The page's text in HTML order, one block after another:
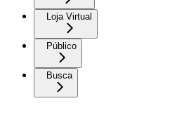
Loja Virtual
Público
Busca